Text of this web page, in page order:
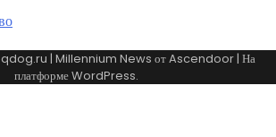
qdog.ru | Millennium News отAscendoor| На
платформеWordPress.